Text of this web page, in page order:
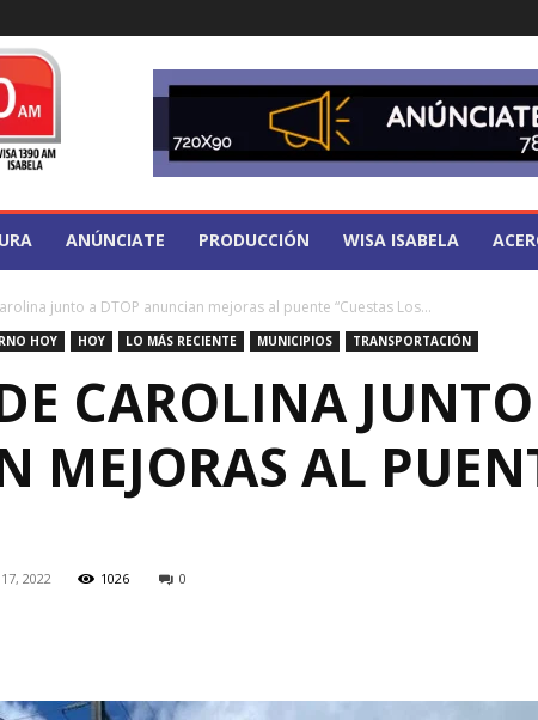
ANÚNCIATE PRODUCCIÓN WISA ISABELA
junto a DTOP anuncian mejoras al puente “Cuestas Los...
HOY HOY LO MÁS RECIENTE MUNICIPIOS TRANSPORTACIÓN
CAROLINA
MEJORAS AL
2022 1026 0